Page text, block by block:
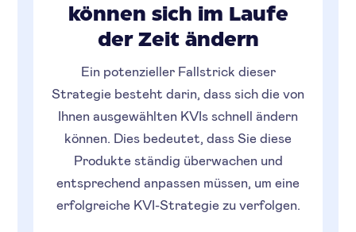
können sich im Laufe
der Zeit ändern
Ein potenzieller Fallstrick dieser
Strategie besteht darin, dass sich die von
Ihnen ausgewählten KVIs schnell ändern
können. Dies bedeutet, dass Sie diese
Produkte ständig überwachen und
entsprechend anpassen müssen, um eine
erfolgreiche KVI-Strategie zu verfolgen.